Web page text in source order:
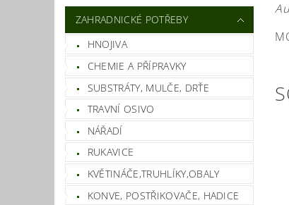
ZAHRADNICKÉ POTŘEBY
HNOJIVA
CHEMIE A PŘÍPRAVKY
SUBSTRÁTY, MULČE, DRŤE
TRAVNÍ OSIVO
NÁŘADÍ
RUKAVICE
KVĚTINÁČE,TRUHLÍKY,OBALY
KONVE, POSTŘIKOVAČE, HADICE